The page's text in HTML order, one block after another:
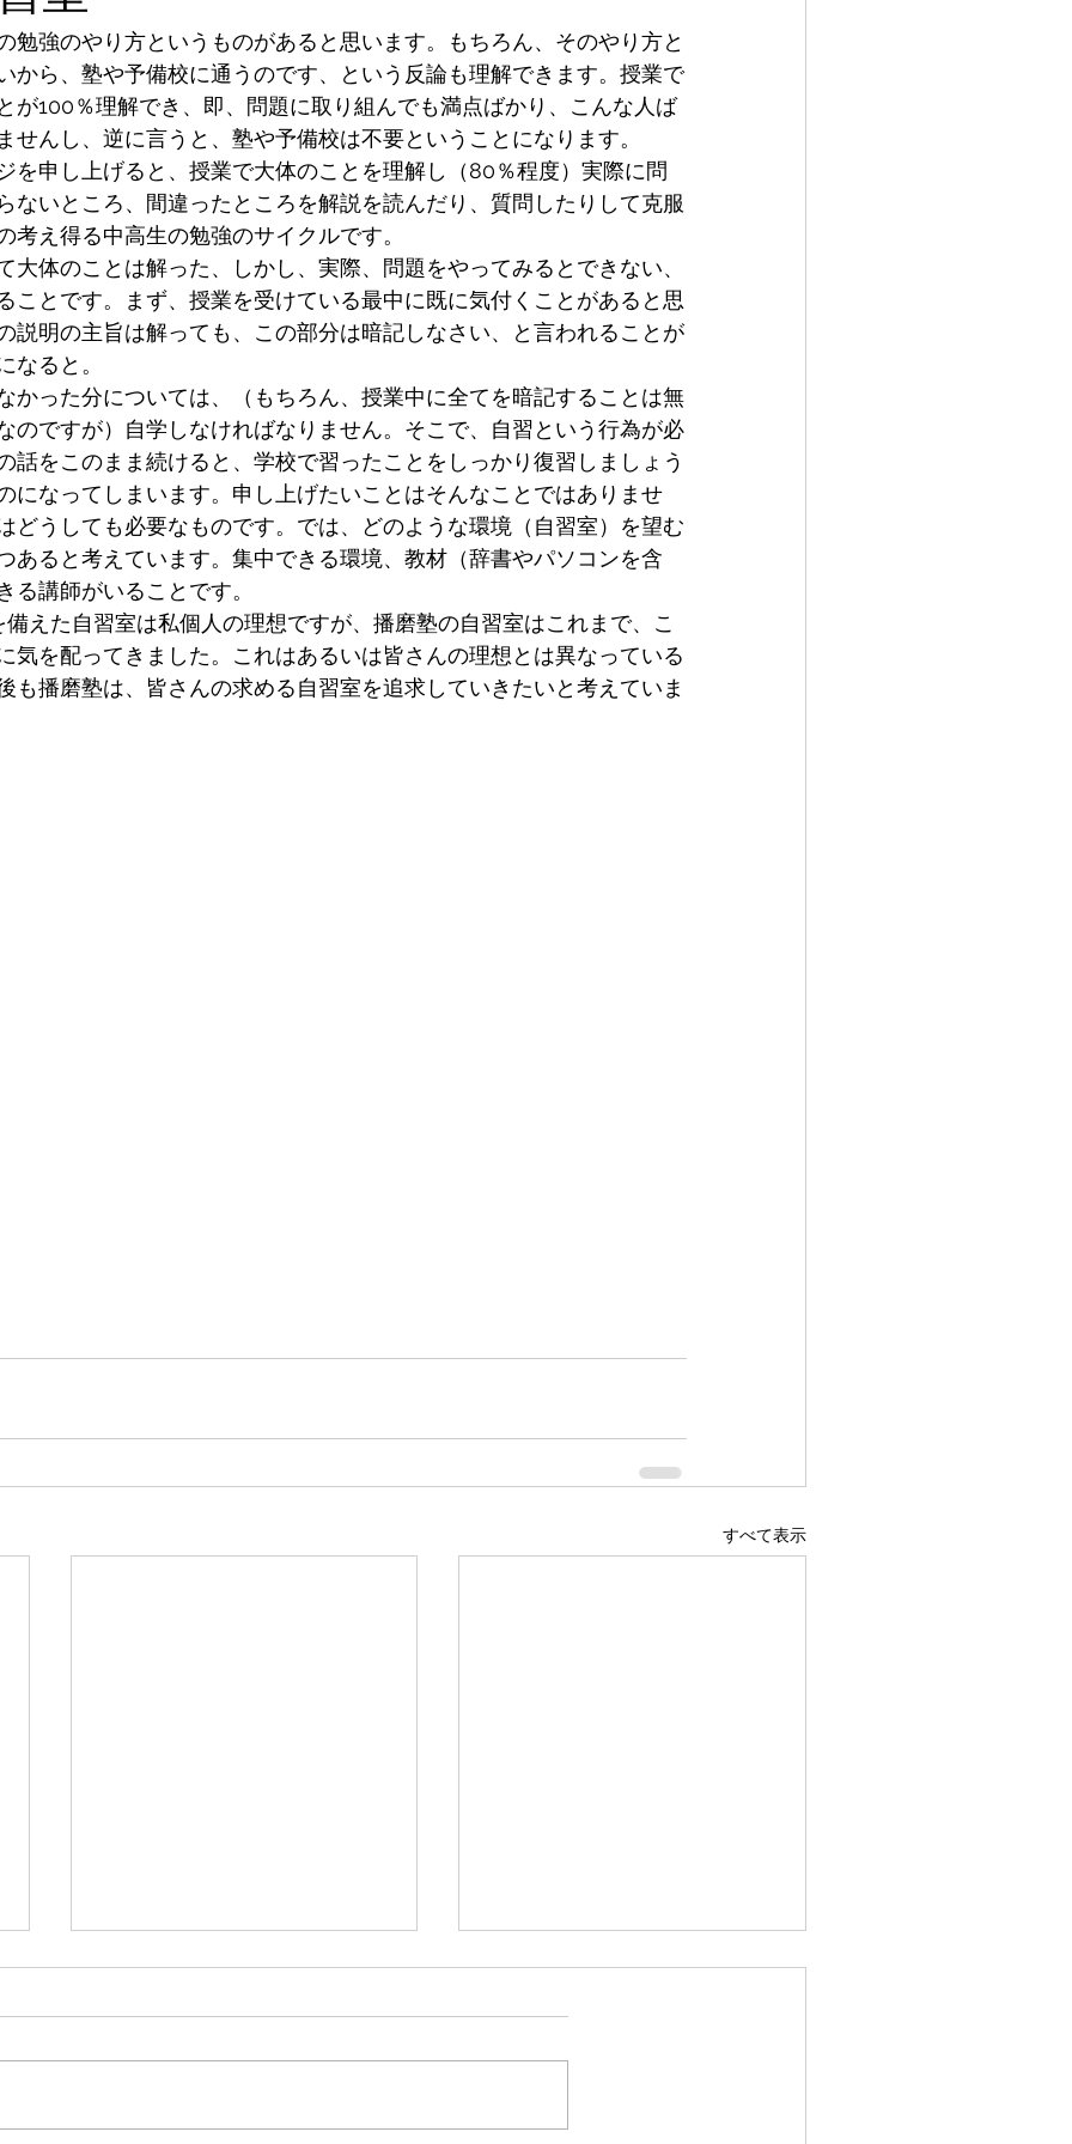
強のやり方というものがあると思います。もちろん、そのやり方と
から、塾や予備校に通うのです、という反論も理解できます。授業で
が100％理解でき、即、問題に取り組んでも満点ばかり、こんな人ば
せんし、逆に言うと、塾や予備校は不要ということになります。
申し上げると、授業で大体のことを理解し（80％程度）実際に問
ないところ、間違ったところを解説を読んだり、質問したりして克服
考え得る中高生の勉強のサイクルです。
体のことは解った、しかし、実際、問題をやってみるとできない、
ことです。まず、授業を受けている最中に既に気付くことがあると思
説明の主旨は解っても、この部分は暗記しなさい、と言われることが
なると。
った分については、（もちろん、授業中に全てを暗記することは無
のですが）自学しなければなりません。そこで、自習という行為が必
話をこのまま続けると、学校で習ったことをしっかり復習しましょう
になってしまいます。申し上げたいことはそんなことではありませ
どうしても必要なものです。では、どのような環境（自習室）を望む
あると考えています。集中できる環境、教材（辞書やパソコンを含
る講師がいることです。
気を配ってきました。これはあるいは皆さんの理想とは異なっている
も播磨塾は、皆さんの求める自習室を追求していきたいと考えていま
すべて表示